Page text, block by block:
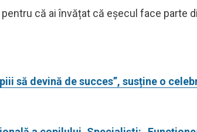
că ai învățat că eșecul face parte
să devină de succes”, susține o